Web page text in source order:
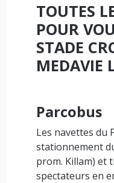
TOUTES
POUR
STADE
MEDAVIE
Parcobus
Les navettes du
stationnement
prom. Killam) et
spectateurs en